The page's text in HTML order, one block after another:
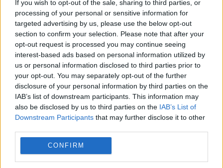
If you wish to opt-out of the sale, sharing to third parties, or
processing of your personal or sensitive information for
targeted advertising by us, please use the below opt-out
section to confirm your selection. Please note that after your
opt-out request is processed you may continue seeing
interest-based ads based on personal information utilized by
us or personal information disclosed to third parties prior to
your opt-out. You may separately opt-out of the further
disclosure of your personal information by third parties on the
IAB’s list of downstream participants. This information may
also be disclosed by us to third parties on the IAB’s List of
Downstream Participants that may further disclose it to other
CONFIRM